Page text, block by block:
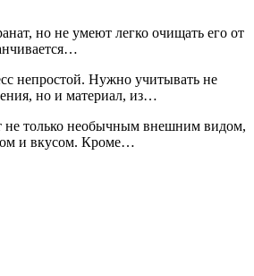
но не умеют легко очищать его от
непростой. Нужно учитывать не
но и материал, из…
не только необычным внешним видом,
и вкусом. Кроме…